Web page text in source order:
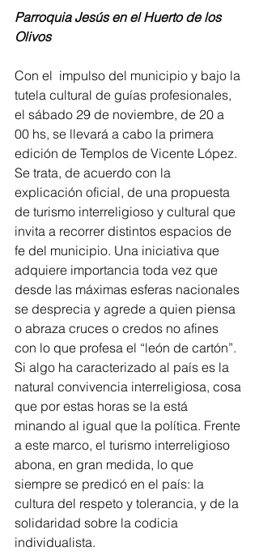
Parroquia Jesús en el Huerto de los
Olivos
Con el  impulso del municipio y bajo la
tutela cultural de guías profesionales,
el sábado 29 de noviembre, de 20 a
00 hs, se llevará a cabo la primera
edición de Templos de Vicente López.
Se trata, de acuerdo con la
explicación oficial, de una propuesta
de turismo interreligioso y cultural que
invita a recorrer distintos espacios de
fe del municipio. Una iniciativa que
adquiere importancia toda vez que
desde las máximas esferas nacionales
se desprecia y agrede a quien piensa
o abraza cruces o credos no afines
con lo que profesa el “león de cartón”.
Si algo ha caracterizado al país es la
natural convivencia interreligiosa, cosa
que por estas horas se la está
minando al igual que la política. Frente
a este marco, el turismo interreligioso
abona, en gran medida, lo que
siempre se predicó en el país: la
cultura del respeto y tolerancia, y de la
solidaridad sobre la codicia
individualista.